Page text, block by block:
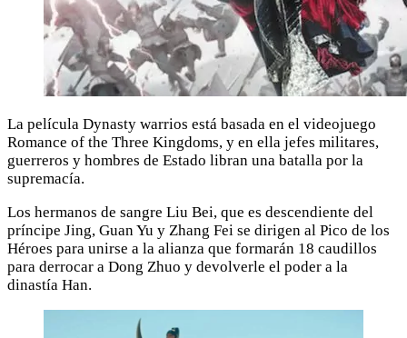
La película Dynasty warrios está basada en el videojuego
Romance of the Three Kingdoms, y en ella jefes militares,
guerreros y hombres de Estado libran una batalla por la
supremacía.
Los hermanos de sangre Liu Bei, que es descendiente del
príncipe Jing, Guan Yu y Zhang Fei se dirigen al Pico de los
Héroes para unirse a la alianza que formarán 18 caudillos
para derrocar a Dong Zhuo y devolverle el poder a la
dinastía Han.